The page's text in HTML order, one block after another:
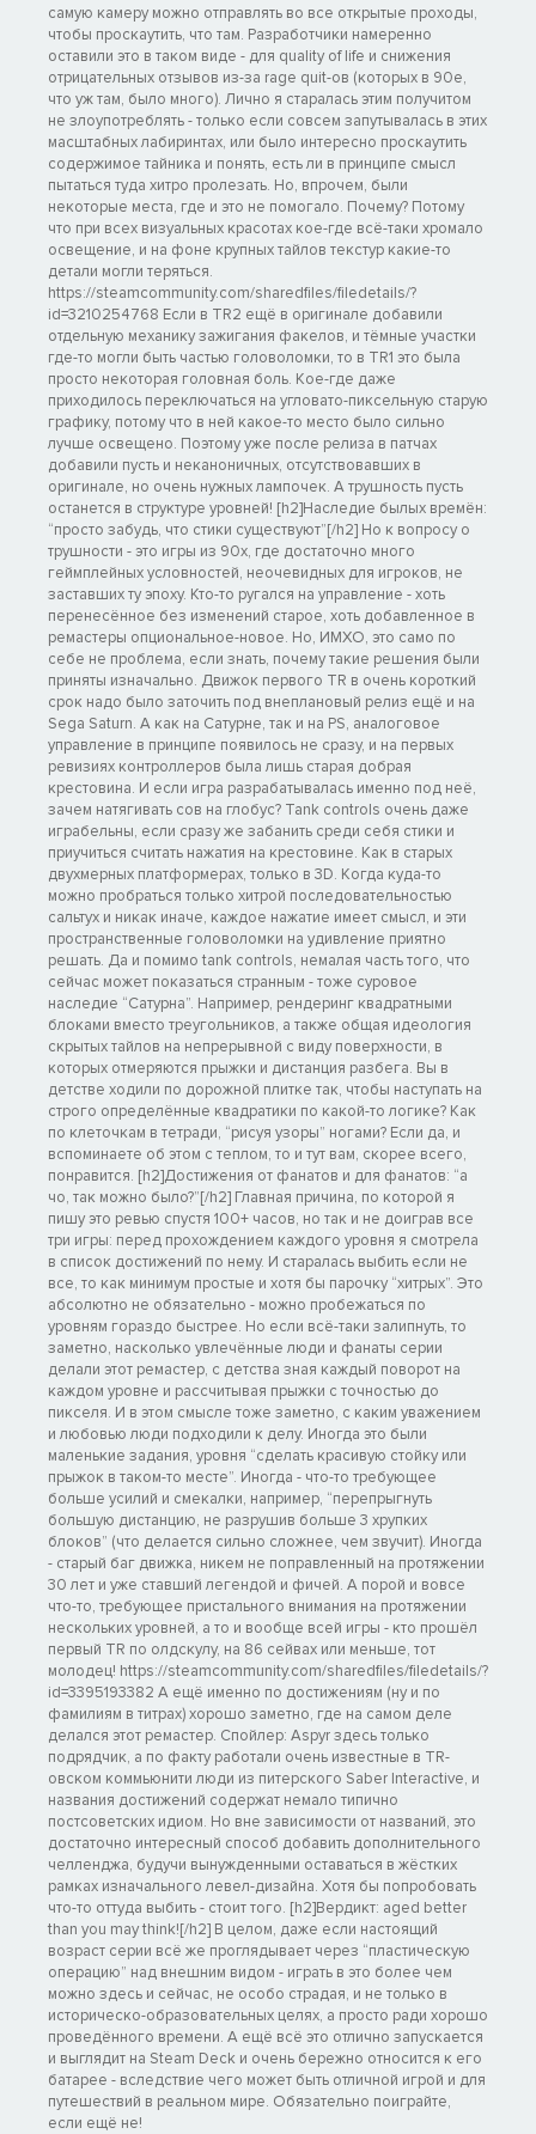
самую камеру можно отправлять во все открытые проходы,
чтобы проскаутить, что там. Разработчики намеренно
оставили это в таком виде - для quality of life и снижения
отрицательных отзывов из-за rage quit-ов (которых в 90е,
что уж там, было много). Лично я старалась этим получитом
не злоупотреблять - только если совсем запутывалась в этих
масштабных лабиринтах, или было интересно проскаутить
содержимое тайника и понять, есть ли в принципе смысл
пытаться туда хитро пролезать. Но, впрочем, были
некоторые места, где и это не помогало. Почему? Потому
что при всех визуальных красотах кое-где всё-таки хромало
освещение, и на фоне крупных тайлов текстур какие-то
детали могли теряться.
https://steamcommunity.com/sharedfiles/filedetails/?
id=3210254768 Если в TR2 ещё в оригинале добавили
отдельную механику зажигания факелов, и тёмные участки
где-то могли быть частью головоломки, то в TR1 это была
просто некоторая головная боль. Кое-где даже
приходилось переключаться на угловато-пиксельную старую
графику, потому что в ней какое-то место было сильно
лучше освещено. Поэтому уже после релиза в патчах
добавили пусть и неканоничных, отсутствовавших в
оригинале, но очень нужных лампочек. А трушность пусть
останется в структуре уровней! [h2]Наследие былых времён:
“просто забудь, что стики существуют”[/h2] Но к вопросу о
трушности - это игры из 90х, где достаточно много
геймплейных условностей, неочевидных для игроков, не
заставших ту эпоху. Кто-то ругался на управление - хоть
перенесённое без изменений старое, хоть добавленное в
ремастеры опциональное-новое. Но, ИМХО, это само по
себе не проблема, если знать, почему такие решения были
приняты изначально. Движок первого TR в очень короткий
срок надо было заточить под внеплановый релиз ещё и на
Sega Saturn. А как на Сатурне, так и на PS, аналоговое
управление в принципе появилось не сразу, и на первых
ревизиях контроллеров была лишь старая добрая
крестовина. И если игра разрабатывалась именно под неё,
зачем натягивать сов на глобус? Tank controls очень даже
играбельны, если сразу же забанить среди себя стики и
приучиться считать нажатия на крестовине. Как в старых
двухмерных платформерах, только в 3D. Когда куда-то
можно пробраться только хитрой последовательностью
сальтух и никак иначе, каждое нажатие имеет смысл, и эти
пространственные головоломки на удивление приятно
решать. Да и помимо tank controls, немалая часть того, что
сейчас может показаться странным - тоже суровое
наследие “Сатурна”. Например, рендеринг квадратными
блоками вместо треугольников, а также общая идеология
скрытых тайлов на непрерывной с виду поверхности, в
которых отмеряются прыжки и дистанция разбега. Вы в
детстве ходили по дорожной плитке так, чтобы наступать на
строго определённые квадратики по какой-то логике? Как
по клеточкам в тетради, “рисуя узоры” ногами? Если да, и
вспоминаете об этом с теплом, то и тут вам, скорее всего,
понравится. [h2]Достижения от фанатов и для фанатов: “а
чо, так можно было?”[/h2] Главная причина, по которой я
пишу это ревью спустя 100+ часов, но так и не доиграв все
три игры: перед прохождением каждого уровня я смотрела
в список достижений по нему. И старалась выбить если не
все, то как минимум простые и хотя бы парочку “хитрых”. Это
абсолютно не обязательно - можно пробежаться по
уровням гораздо быстрее. Но если всё-таки залипнуть, то
заметно, насколько увлечённые люди и фанаты серии
делали этот ремастер, с детства зная каждый поворот на
каждом уровне и рассчитывая прыжки с точностью до
пикселя. И в этом смысле тоже заметно, с каким уважением
и любовью люди подходили к делу. Иногда это были
маленькие задания, уровня “сделать красивую стойку или
прыжок в таком-то месте”. Иногда - что-то требующее
больше усилий и смекалки, например, “перепрыгнуть
большую дистанцию, не разрушив больше 3 хрупких
блоков” (что делается сильно сложнее, чем звучит). Иногда
- старый баг движка, никем не поправленный на протяжении
30 лет и уже ставший легендой и фичей. А порой и вовсе
что-то, требующее пристального внимания на протяжении
нескольких уровней, а то и вообще всей игры - кто прошёл
первый TR по олдскулу, на 86 сейвах или меньше, тот
молодец! https://steamcommunity.com/sharedfiles/filedetails/?
id=3395193382 А ещё именно по достижениям (ну и по
фамилиям в титрах) хорошо заметно, где на самом деле
делался этот ремастер. Спойлер: Aspyr здесь только
подрядчик, а по факту работали очень известные в TR-
овском коммьюнити люди из питерского Saber Interactive, и
названия достижений содержат немало типично
постсоветских идиом. Но вне зависимости от названий, это
достаточно интересный способ добавить дополнительного
челленджа, будучи вынужденными оставаться в жёстких
рамках изначального левел-дизайна. Хотя бы попробовать
что-то оттуда выбить - стоит того. [h2]Вердикт: aged better
than you may think![/h2] В целом, даже если настоящий
возраст серии всё же проглядывает через “пластическую
операцию” над внешним видом - играть в это более чем
можно здесь и сейчас, не особо страдая, и не только в
историческо-образовательных целях, а просто ради хорошо
проведённого времени. А ещё всё это отлично запускается
и выглядит на Steam Deck и очень бережно относится к его
батарее - вследствие чего может быть отличной игрой и для
путешествий в реальном мире. Обязательно поиграйте,
если ещё не!